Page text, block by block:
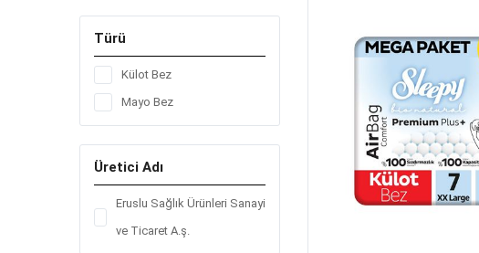
Türü
Külot Bez
Mayo Bez
Üretici Adı
Eruslu Sağlık Ürünleri Sanayi
ve Ticaret A.ş.